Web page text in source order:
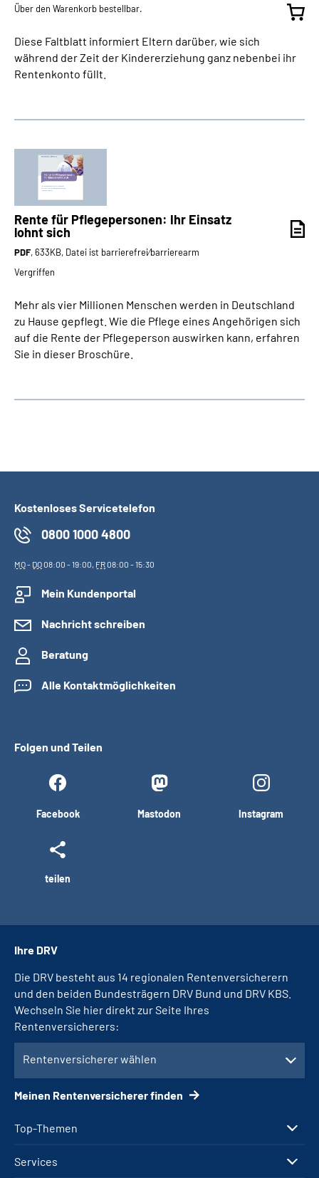
Über den Warenkorb bestellbar.
Diese Faltblatt informiert Eltern darüber, wie sich
während der Zeit der Kindererziehung ganz nebenbei ihr
Rentenkonto füllt.
Rente für Pflegepersonen: Ihr Einsatz
lohnt sich
PDF, 633KB, Datei ist barrierefrei⁄barrierearm
Vergriffen
Mehr als vier Millionen Menschen werden in Deutschland
zu Hause gepflegt. Wie die Pflege eines Angehörigen sich
auf die Rente der Pflegeperson auswirken kann, erfahren
Sie in dieser Broschüre.
Kostenloses Servicetelefon
0800 1000 4800
MO- DO08:00 - 19:00, FR08:00 - 15:30
Mein Kundenportal
Nachricht schreiben
Beratung
Alle Kontaktmöglichkeiten
Folgen und Teilen
Facebook Mastodon Instagram
teilen
Top-Themen
Services
Ihre DRV
Die DRV besteht aus 14 regionalen Rentenversicherern
und den beiden Bundesträgern DRV Bund und DRV KBS.
Wechseln Sie hier direkt zur Seite Ihres
Rentenversicherers:
Rentenversicherer wählen
Meinen Rentenversicherer finden